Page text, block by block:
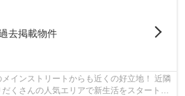
去掲載物件
インストリートからも近くの好立地！ 近隣
くさんの人気エリアで新生活をスタート！